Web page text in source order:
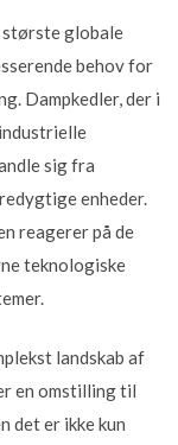
største globale
behov for
Dampkedler, der i
sig fra
enheder.
reagerer på de
teknologiske
landskab af
en omstilling til
det er ikke kun